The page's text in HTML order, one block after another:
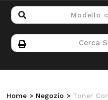
Home > Negozio > Toner